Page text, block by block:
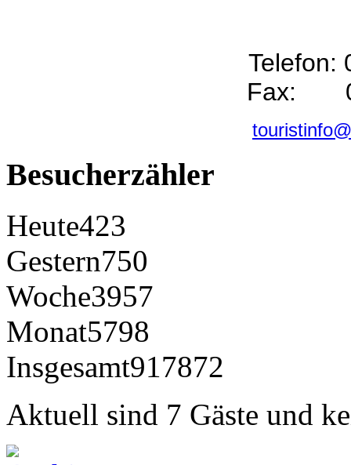
Telefon:
Fax:
Besucherzähler
Heute423
Gestern750
Woche3957
Monat5798
Insgesamt917872
Aktuell sind 7 Gäste und